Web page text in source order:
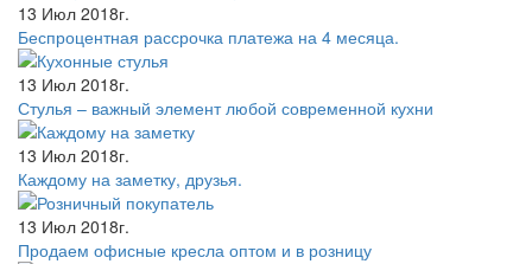
13 Июл 2018г.
Беспроцентная рассрочка платежа на 4 месяца.
13 Июл 2018г.
Стулья – важный элемент любой современной кухни
13 Июл 2018г.
Каждому на заметку, друзья.
13 Июл 2018г.
Продаем офисные кресла оптом и в розницу